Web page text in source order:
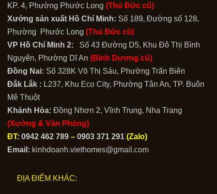
KP. 4, Phường Phước Long (Thủ Đức cũ)
Xưởng sản xuất Hồ Chí Minh: Số 189, Đường số 128,
Phường Phước Long (Thủ Đức cũ)
VP Hồ Chí Minh 2: Số 43 Đường D5, Khu Đô Thị Bình
Nguyên, Phường Dĩ An (Bình Dương cũ)
Đồng Nai: Số 328K Võ Thị Sáu, Phường Trấn Biên
Đắk Lắk : L237, Khu Eco City, Phường Tân An, TP. Buôn
Mê Thuột
Khánh Hòa: Đồng Nhơn 2, Vĩnh Trung, Nha Trang
(Xưởng & Văn Phòng)
ĐT: 0942 462 789 – 0903 371 291 (Zalo)
Email: kinhdoanh.viethomes@gmail.com
ĐỊA ĐIỂM KHÁC: